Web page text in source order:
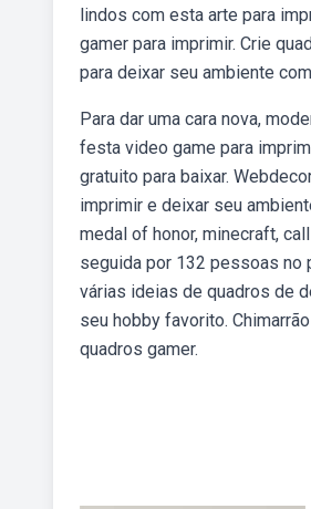
lindos com esta arte para
gamer para imprimir. Crie
para deixar seu ambiente
Para dar uma cara nova,
festa video game para
gratuito para baixar.
imprimir e deixar seu
medal of honor, minecraft,
seguida por 132 pessoas no
várias ideias de quadros de
seu hobby favorito.
quadros gamer.